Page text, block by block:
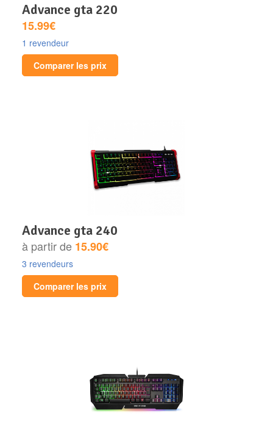
advance gta 220
15.99€
1 revendeur
Comparer les prix
advance gta 240
à partir de 15.90€
3 revendeurs
Comparer les prix